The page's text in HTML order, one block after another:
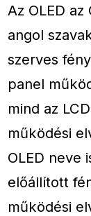
Az OLED
angol
szerves
panel
mind az
működési
OLED neve
előállított
működési